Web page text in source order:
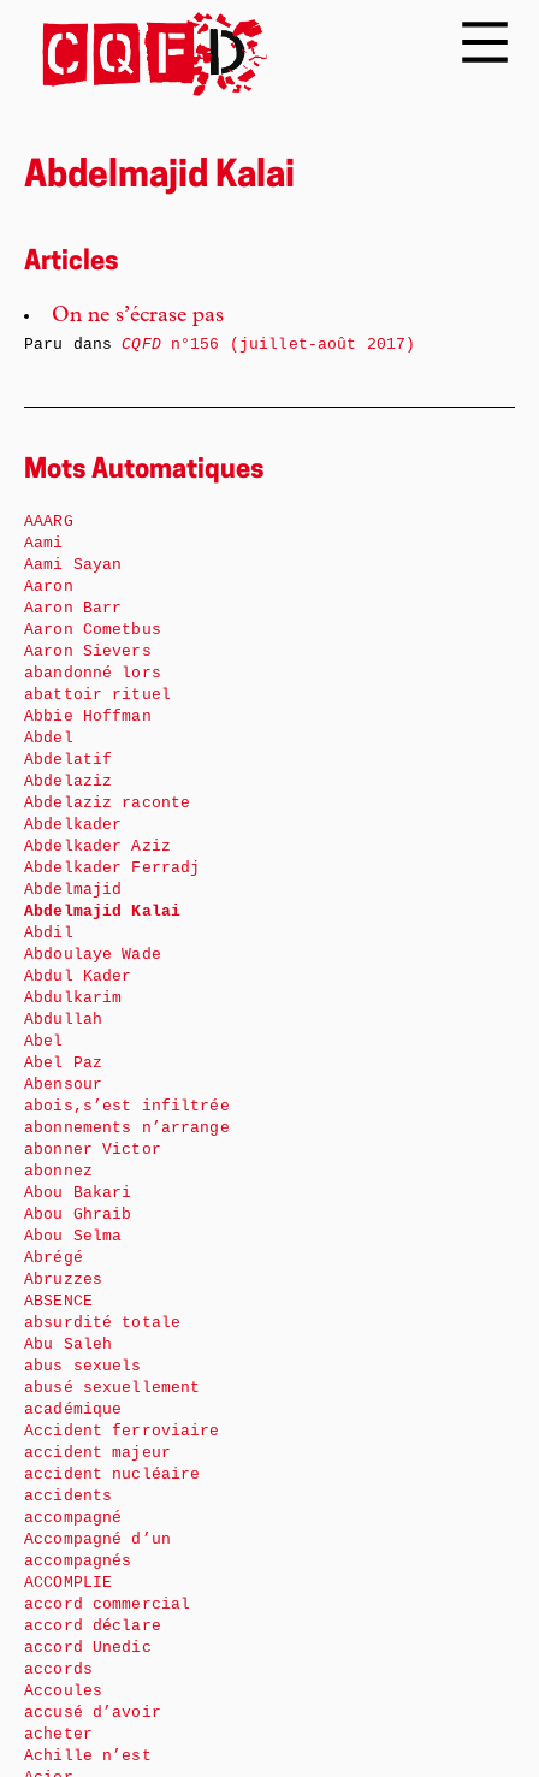
Abdelmajid Kalai
Articles
On ne s’écrase pas
Paru dansCQFDn°156 (juillet-août 2017)
Mots Automatiques
AAARG
Aami
Aami Sayan
Aaron
Aaron Barr
Aaron Cometbus
Aaron Sievers
abandonné lors
abattoir rituel
Abbie Hoffman
Abdel
Abdelatif
Abdelaziz
Abdelaziz raconte
Abdelkader
Abdelkader Aziz
Abdelkader Ferradj
Abdelmajid
Abdelmajid Kalai
Abdil
Abdoulaye Wade
Abdul Kader
Abdulkarim
Abdullah
Abel
Abel Paz
Abensour
abois,s’est infiltrée
abonnements n’arrange
abonner Victor
abonnez
Abou Bakari
Abou Ghraib
Abou Selma
Abrégé
Abruzzes
ABSENCE
absurdité totale
Abu Saleh
abus sexuels
abusé sexuellement
académique
Accident ferroviaire
accident majeur
accident nucléaire
accidents
accompagné
Accompagné d’un
accompagnés
ACCOMPLIE
accord commercial
accord déclare
accord Unedic
accords
Accoules
accusé d’avoir
acheter
Achille n’est